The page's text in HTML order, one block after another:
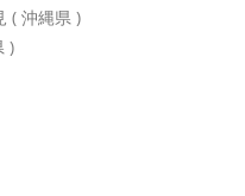
沖縄県 )
)